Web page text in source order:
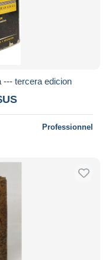
--- tercera edicion
Professionnel